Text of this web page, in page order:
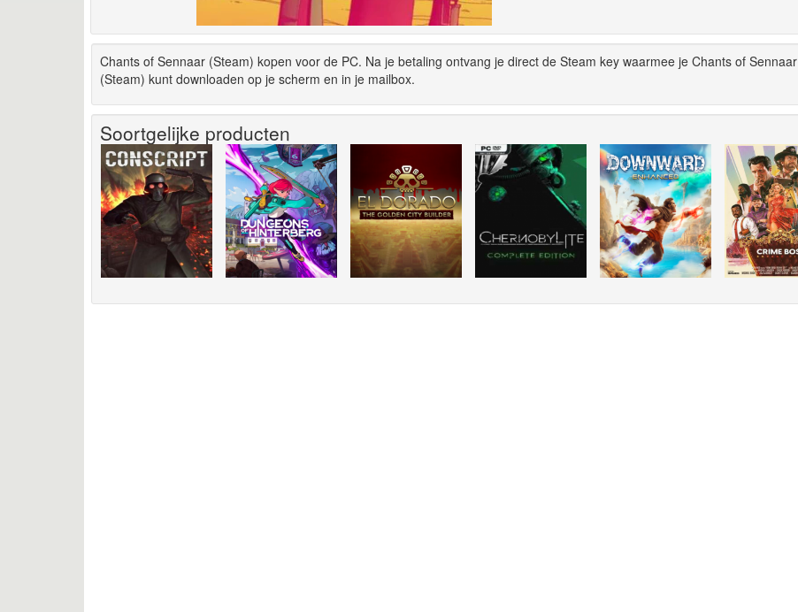
Chants of Sennaar (Steam) kopen voor de PC. Na je betaling ontvang je direct de Steam key waarmee je Chants of Sennaar
(Steam) kunt downloaden op je scherm en in je mailbox.
Soortgelijke producten